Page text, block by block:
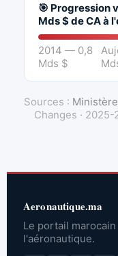
🎯 Progression
Mds $ de CA à
2014 — 0,8
Mds $
Sources :
Changes ·
Aeronautique.ma
Le portail
l'aéronautique.